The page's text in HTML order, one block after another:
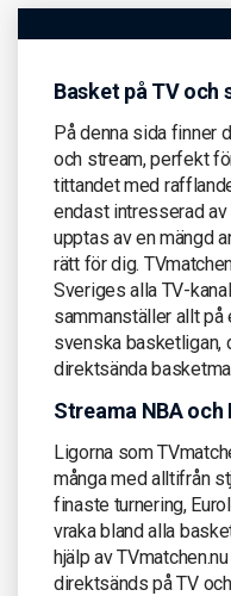
Basket på TV och
På denna sida finner
och stream, perfekt
tittandet med
endast intresserad
upptas av en mängd
rätt för dig.
Sveriges alla TV-
sammanställer allt
svenska basketligan,
direktsända
Streama NBA och
Ligorna som
många med alltifrån
finaste turnering,
vraka bland alla
hjälp av
direktsänds på TV